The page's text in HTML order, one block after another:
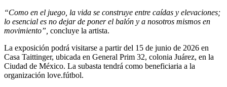
“Como en el juego, la vida se construye entre caídas y elevaciones;
lo esencial es no dejar de poner el balón y a nosotros mismos en
movimiento”, concluye la artista.
La exposición podrá visitarse a partir del 15 de junio de 2026 en
Casa Taittinger, ubicada en General Prim 32, colonia Juárez, en la
Ciudad de México. La subasta tendrá como beneficiaria a la
organización love.fútbol.